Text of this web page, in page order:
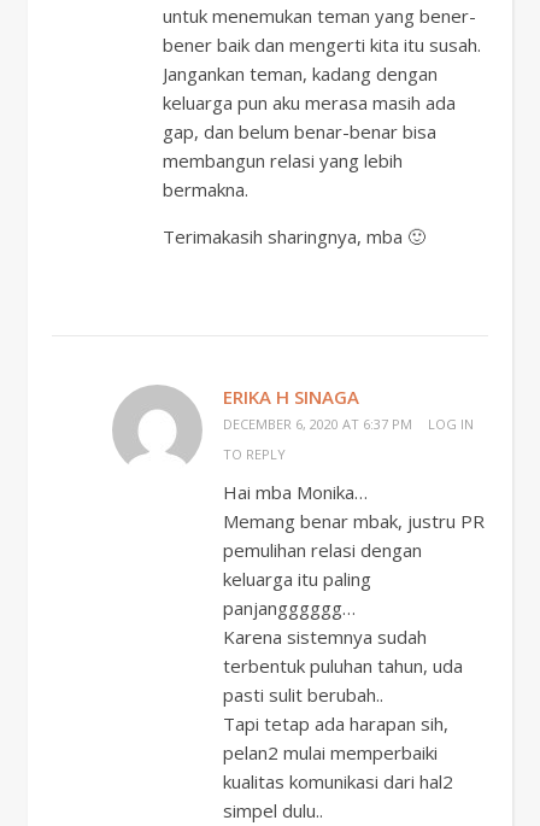
untuk menemukan teman yang bener-
bener baik dan mengerti kita itu susah.
Jangankan teman, kadang dengan
keluarga pun aku merasa masih ada
gap, dan belum benar-benar bisa
membangun relasi yang lebih
bermakna.
Terimakasih sharingnya, mba 🙂
ERIKA H SINAGA
DECEMBER 6, 2020 AT 6:37 PM
LOG IN
TO REPLY
Hai mba Monika…
Memang benar mbak, justru PR
pemulihan relasi dengan
keluarga itu paling
panjangggggg…
Karena sistemnya sudah
terbentuk puluhan tahun, uda
pasti sulit berubah..
Tapi tetap ada harapan sih,
pelan2 mulai memperbaiki
kualitas komunikasi dari hal2
simpel dulu..